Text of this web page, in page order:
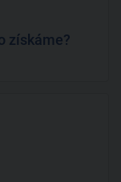
získáme?